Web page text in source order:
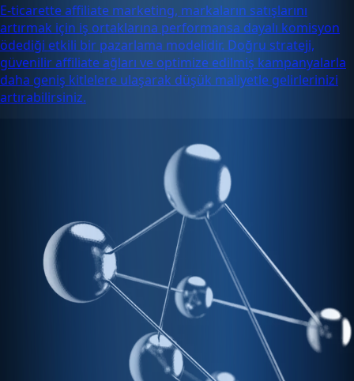
E-ticarette affiliate marketing, markaların satışlarını
artırmak için iş ortaklarına performansa dayalı komisyon
ödediği etkili bir pazarlama modelidir. Doğru strateji,
güvenilir affiliate ağları ve optimize edilmiş kampanyalarla
daha geniş kitlelere ulaşarak düşük maliyetle gelirlerinizi
artırabilirsiniz.